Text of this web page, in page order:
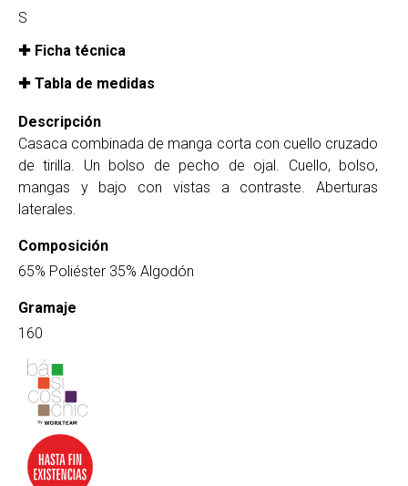
S
Ficha técnica
Tabla de medidas
Descripción
Casaca combinada de manga corta con cuello cruzado
de tirilla. Un bolso de pecho de ojal. Cuello, bolso,
mangas y bajo con vistas a contraste. Aberturas
laterales.
Composición
65% Poliéster 35% Algodón
Gramaje
160